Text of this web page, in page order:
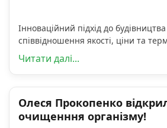
Інноваційний підхід до
співвідношення якості, ціни та
Читати далі...
Олеся Прокопенко
очищенння організму!